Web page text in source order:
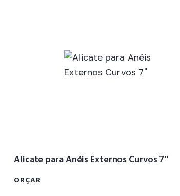
Alicate para Anéis Externos Curvos 7″
ORÇAR